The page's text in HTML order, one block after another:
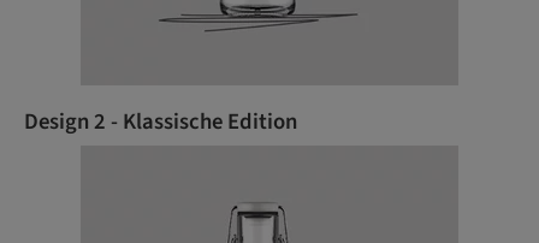
Design 2 - Klassische Edition